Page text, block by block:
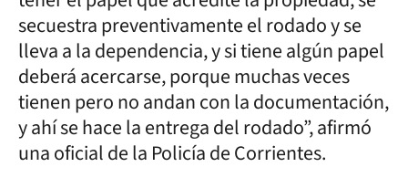
secuestra preventivamente el rodado y se
lleva a la dependencia, y si tiene algún papel
deberá acercarse, porque muchas veces
tienen pero no andan con la documentación,
y ahí se hace la entrega del rodado”, afirmó
una oficial de la Policía de Corrientes.